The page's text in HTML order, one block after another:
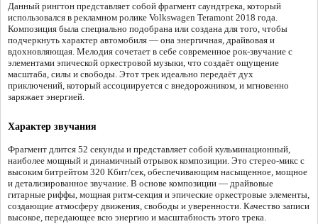
Данный рингтон представляет собой фрагмент саундтрека, который
использовался в рекламном ролике Volkswagen Teramont 2018 года.
Композиция была специально подобрана или создана для того, чтобы
подчеркнуть характер автомобиля — она энергичная, драйвовая и
вдохновляющая. Мелодия сочетает в себе современное рок-звучание с
элементами эпической оркестровой музыки, что создаёт ощущение
масштаба, силы и свободы. Этот трек идеально передаёт дух
приключений, который ассоциируется с внедорожником, и мгновенно
заряжает энергией.
Характер звучания
Фрагмент длится 52 секунды и представляет собой кульминационный,
наиболее мощный и динамичный отрывок композиции. Это стерео-микс с
высоким битрейтом 320 Кбит/сек, обеспечивающим насыщенное, мощное
и детализированное звучание. В основе композиции — драйвовые
гитарные риффы, мощная ритм-секция и эпические оркестровые элементы,
создающие атмосферу движения, свободы и уверенности. Качество записи
высокое, передающее всю энергию и масштабность этого трека.